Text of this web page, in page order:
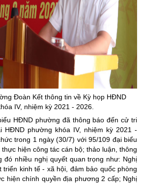
Đoàn Kết thông tin về Kỳ họp HĐND
IV, nhiệm kỳ 2021 - 2026.
HĐND phường đã thông báo đến cử tri
HĐND phường khóa IV, nhiệm kỳ 2021 -
trong 1 ngày (30/7) với 95/109 đại biểu
hiện công tác cán bộ; thảo luận, thông
đó nhiều nghị quyết quan trọng như: Nghị
triển kinh tế - xã hội, đảm bảo quốc phòng
hiện chính quyền địa phương 2 cấp; Nghị